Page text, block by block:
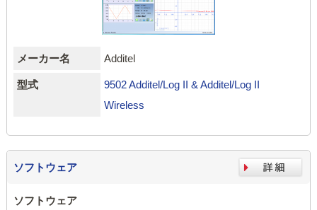
メーカー名 Additel
型式
9502 Additel/Log II & Additel/Log II
Wireless
ソフトウェア
ソフトウェア